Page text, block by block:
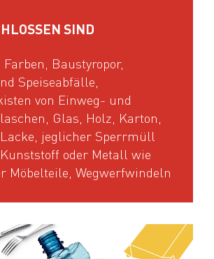
SIND
Baustyropor,
Speiseabfälle,
von Einweg- und
Glas, Holz, Karton,
jeglicher Sperrmüll
oder Metall wie
Möbelteile, Wegwerfwindeln